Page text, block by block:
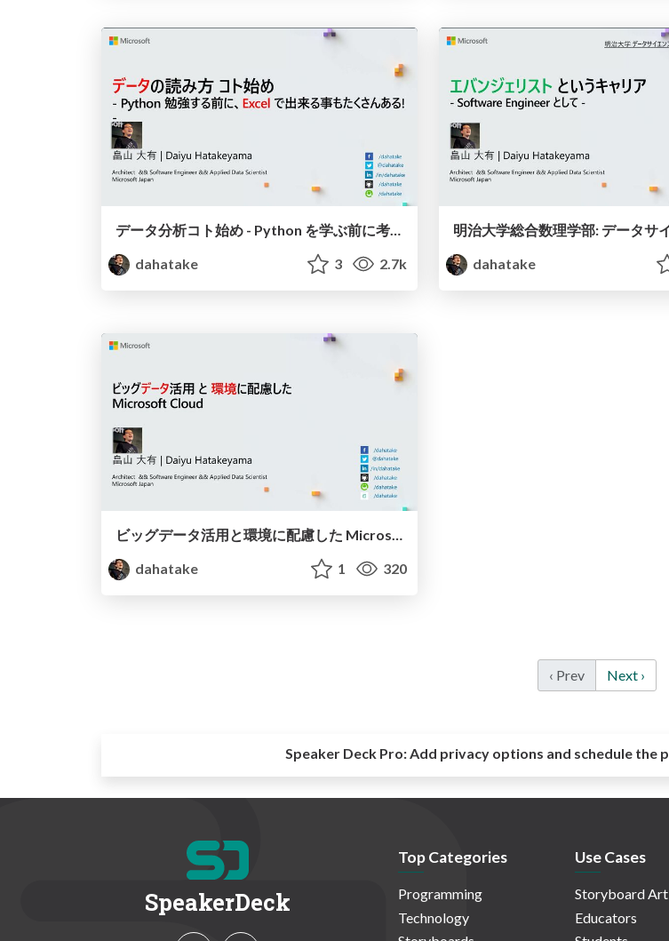
dahatake
3 2.7k
dahatake
dahatake
1 320
‹ Prev Next ›
Speaker Deck Pro:Add privacy options and schedule the
SpeakerDeck
Top Categories
Programming
Technology
Use Cases
Storyboard
Educators